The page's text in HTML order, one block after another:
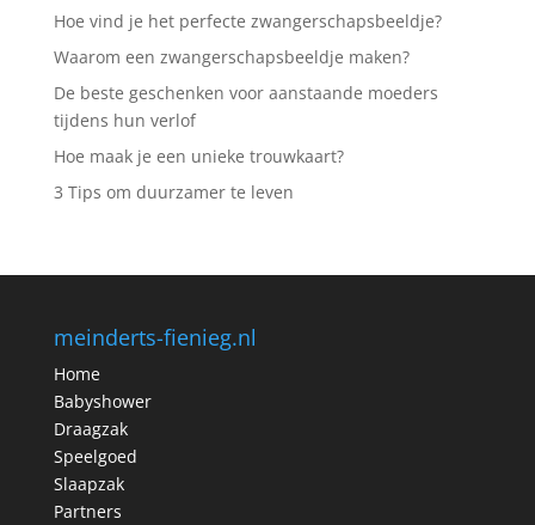
Hoe vind je het perfecte zwangerschapsbeeldje?
Waarom een zwangerschapsbeeldje maken?
De beste geschenken voor aanstaande moeders
tijdens hun verlof
Hoe maak je een unieke trouwkaart?
3 Tips om duurzamer te leven
meinderts-fienieg.nl
Home
Babyshower
Draagzak
Speelgoed
Slaapzak
Partners